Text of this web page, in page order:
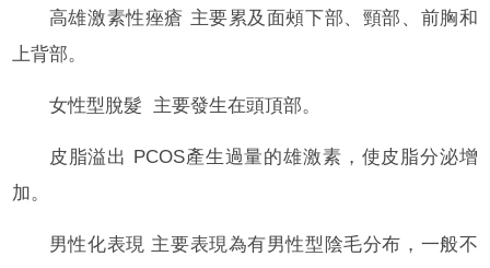
高雄激素性痤瘡 主要累及面頰下部、頸部、前胸和
上背部。
女性型脫髮 主要發生在頭頂部。
皮脂溢出 PCOS產生過量的雄激素，使皮脂分泌增
加。
男性化表現 主要表現為有男性型陰毛分布，一般不